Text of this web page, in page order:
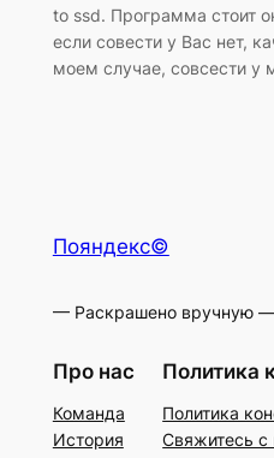
to ssd. Программа стоит
если совести у Вас нет,
моем случае, совсести у
Пояндекс©
— Раскрашено вручную —
Про нас
Команда
История
Политика
Политика
Свяжитесь с